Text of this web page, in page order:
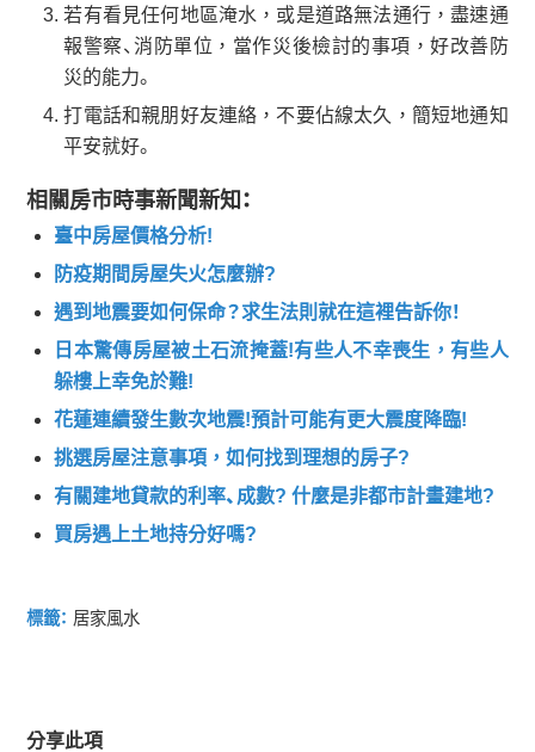
若有看見任何地區淹水，或是道路無法通行，盡速通
報警察、消防單位，當作災後檢討的事項，好改善防
災的能力。
打電話和親朋好友連絡，不要佔線太久，簡短地通知
平安就好。
相關房市時事新聞新知：
臺中房屋價格分析!
防疫期間房屋失火怎麼辦?
遇到地震要如何保命？求生法則就在這裡告訴你！
日本驚傳房屋被土石流掩蓋!有些人不幸喪生，有些人
躲樓上幸免於難!
花蓮連續發生數次地震!預計可能有更大震度降臨!
挑選房屋注意事項，如何找到理想的房子?
有關建地貸款的利率、成數? 什麼是非都市計畫建地?
買房遇上土地持分好嗎?
標籤： 居家風水
分享此項